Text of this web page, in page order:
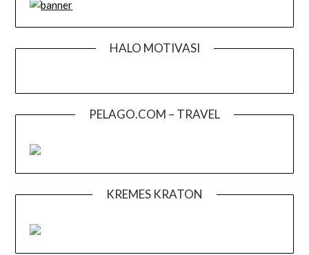
HALO MOTIVASI
PELAGO.COM – TRAVEL
KREMES KRATON